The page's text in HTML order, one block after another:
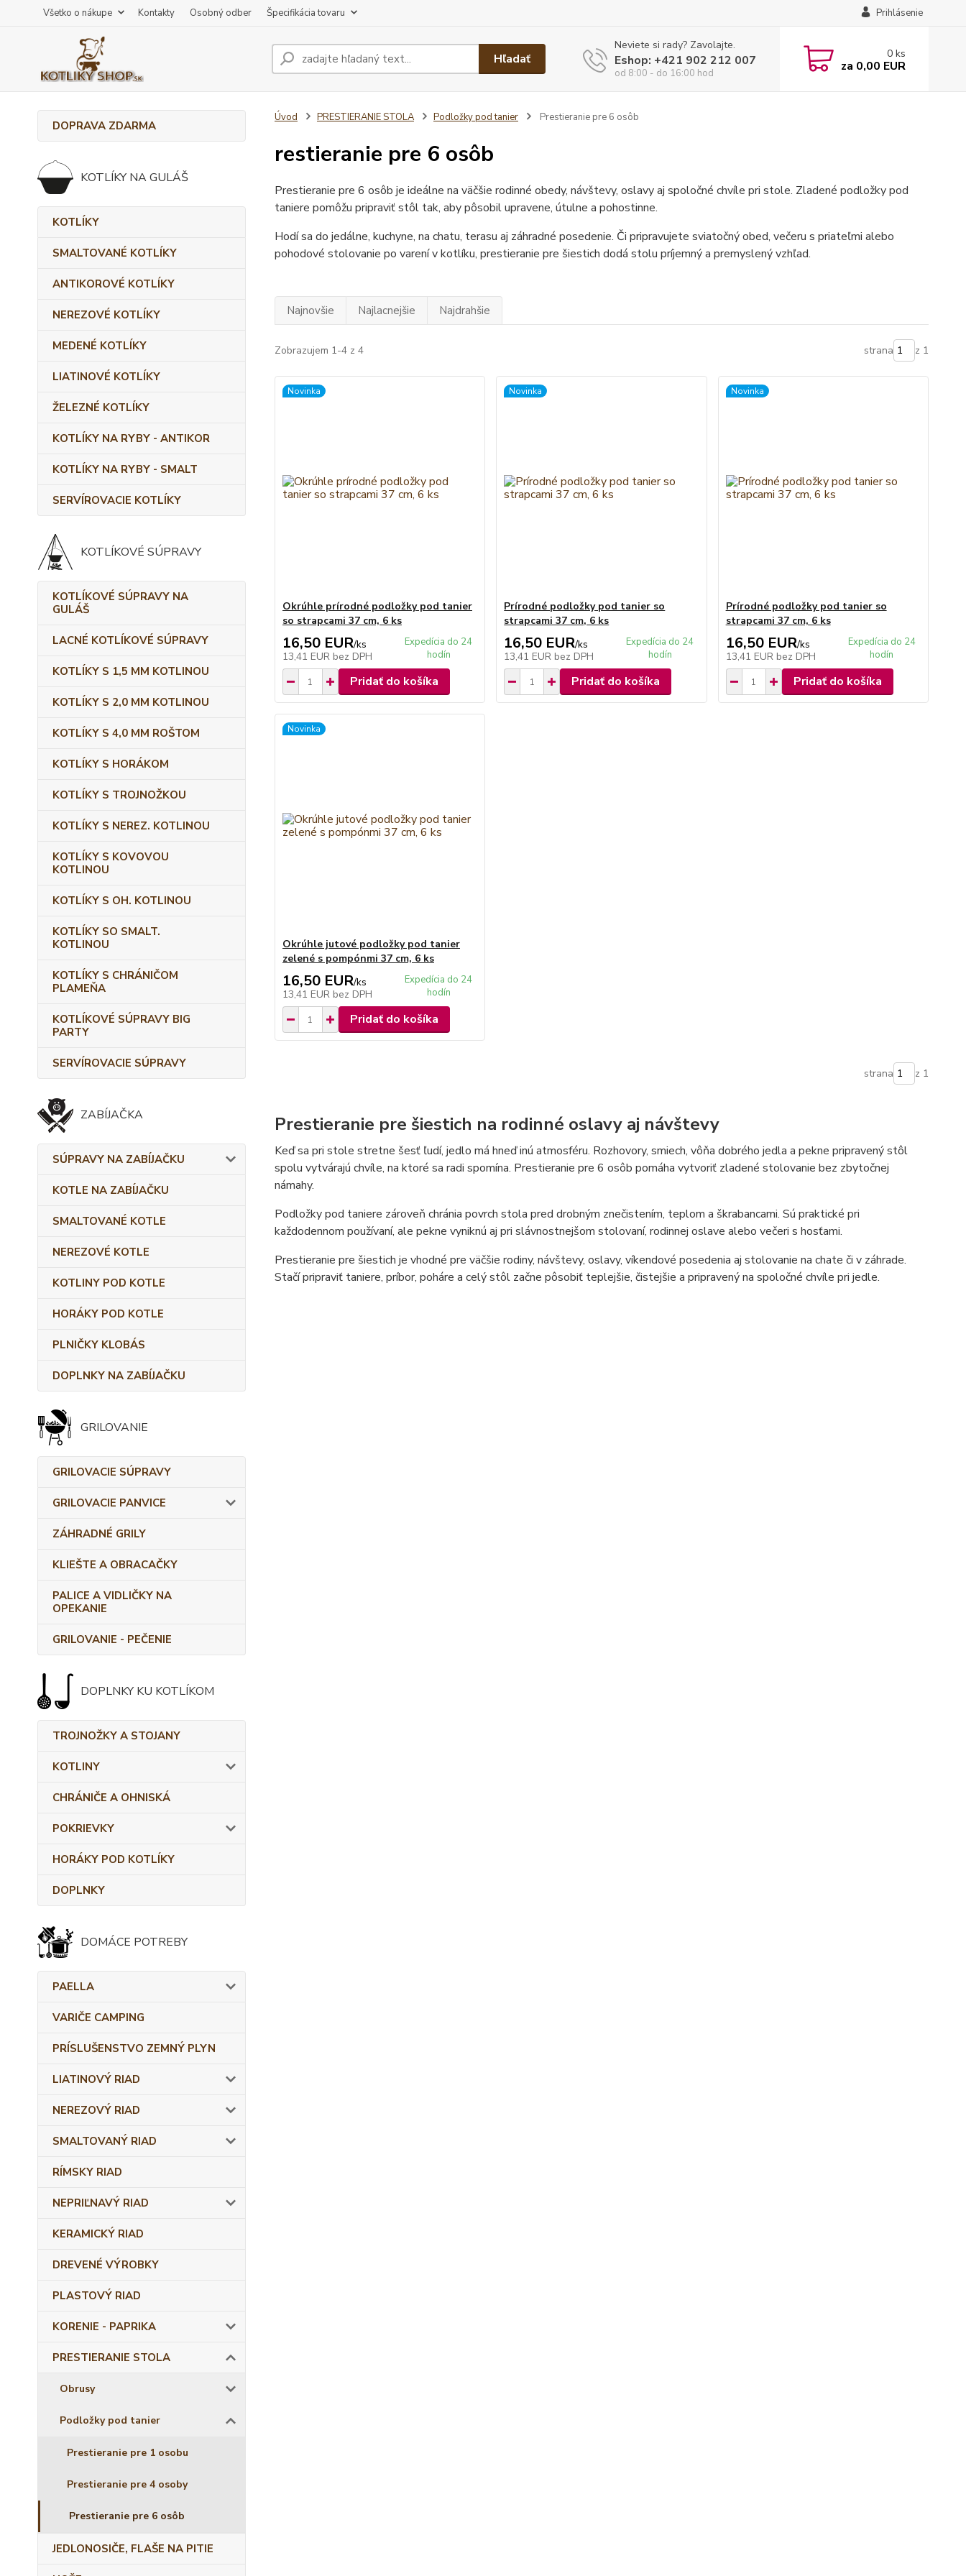
Všetko o nákupe Kontakty Osobný odber Špecifikácia tovaru Prihlásenie
Hľadať
Neviete si rady? Zavolajte.
Eshop: +421 902 212 007
od 8:00 - do 16:00 hod
0 ks
za 0,00 EUR
DOPRAVA ZDARMA
KOTLÍKY NA GULÁŠ
KOTLÍKY
SMALTOVANÉ KOTLÍKY
ANTIKOROVÉ KOTLÍKY
NEREZOVÉ KOTLÍKY
MEDENÉ KOTLÍKY
LIATINOVÉ KOTLÍKY
ŽELEZNÉ KOTLÍKY
KOTLÍKY NA RYBY - ANTIKOR
KOTLÍKY NA RYBY - SMALT
SERVÍROVACIE KOTLÍKY
KOTLÍKOVÉ SÚPRAVY
KOTLÍKOVÉ SÚPRAVY NA
GULÁŠ
LACNÉ KOTLÍKOVÉ SÚPRAVY
KOTLÍKY S 1,5 MM KOTLINOU
KOTLÍKY S 2,0 MM KOTLINOU
KOTLÍKY S 4,0 MM ROŠTOM
KOTLÍKY S HORÁKOM
KOTLÍKY S TROJNOŽKOU
KOTLÍKY S NEREZ. KOTLINOU
KOTLÍKY S KOVOVOU
KOTLINOU
KOTLÍKY S OH. KOTLINOU
KOTLÍKY SO SMALT.
KOTLINOU
KOTLÍKY S CHRÁNIČOM
PLAMEŇA
KOTLÍKOVÉ SÚPRAVY BIG
PARTY
SERVÍROVACIE SÚPRAVY
ZABÍJAČKA
SÚPRAVY NA ZABÍJAČKU
KOTLE NA ZABÍJAČKU
SMALTOVANÉ KOTLE
NEREZOVÉ KOTLE
KOTLINY POD KOTLE
HORÁKY POD KOTLE
PLNIČKY KLOBÁS
DOPLNKY NA ZABÍJAČKU
GRILOVANIE
GRILOVACIE SÚPRAVY
GRILOVACIE PANVICE
ZÁHRADNÉ GRILY
KLIEŠTE A OBRACAČKY
PALICE A VIDLIČKY NA
OPEKANIE
GRILOVANIE - PEČENIE
DOPLNKY KU KOTLÍKOM
TROJNOŽKY A STOJANY
KOTLINY
CHRÁNIČE A OHNISKÁ
POKRIEVKY
HORÁKY POD KOTLÍKY
DOPLNKY
DOMÁCE POTREBY
PAELLA
VARIČE CAMPING
PRÍSLUŠENSTVO ZEMNÝ PLYN
LIATINOVÝ RIAD
NEREZOVÝ RIAD
SMALTOVANÝ RIAD
RÍMSKY RIAD
NEPRIĽNAVÝ RIAD
KERAMICKÝ RIAD
DREVENÉ VÝROBKY
PLASTOVÝ RIAD
KORENIE - PAPRIKA
PRESTIERANIE STOLA
Obrusy
Podložky pod tanier
Prestieranie pre 1 osobu
Prestieranie pre 4 osoby
Prestieranie pre 6 osôb
JEDLONOSIČE, FLAŠE NA PITIE
Úvod PRESTIERANIE STOLA Podložky pod tanier Prestieranie pre 6 osôb
restieranie pre 6 osôb
Prestieranie pre 6 osôb je ideálne na väčšie rodinné obedy, návštevy, oslavy aj spoločné chvíle pri stole. Zladené podložky pod
taniere pomôžu pripraviť stôl tak, aby pôsobil upravene, útulne a pohostinne.
Hodí sa do jedálne, kuchyne, na chatu, terasu aj záhradné posedenie. Či pripravujete sviatočný obed, večeru s priateľmi alebo
pohodové stolovanie po varení v kotlíku, prestieranie pre šiestich dodá stolu príjemný a premyslený vzhľad.
Najnovšie Najlacnejšie Najdrahšie
Zobrazujem 1-4 z 4 strana z 1
Novinka
Okrúhle prírodné podložky pod tanier
so strapcami 37 cm, 6 ks
16,50 EUR/ks
13,41 EUR bez DPH
Expedícia do 24
hodín
Pridať do košíka
Novinka
Prírodné podložky pod tanier so
strapcami 37 cm, 6 ks
16,50 EUR/ks
13,41 EUR bez DPH
Expedícia do 24
hodín
Pridať do košíka
Novinka
Prírodné podložky pod tanier so
strapcami 37 cm, 6 ks
16,50 EUR/ks
13,41 EUR bez DPH
Expedícia do 24
hodín
Pridať do košíka
Novinka
Okrúhle jutové podložky pod tanier
zelené s pompónmi 37 cm, 6 ks
16,50 EUR/ks
13,41 EUR bez DPH
Expedícia do 24
hodín
Pridať do košíka
strana z 1
Prestieranie pre šiestich na rodinné oslavy aj návštevy
Keď sa pri stole stretne šesť ľudí, jedlo má hneď inú atmosféru. Rozhovory, smiech, vôňa dobrého jedla a pekne pripravený stôl
spolu vytvárajú chvíle, na ktoré sa radi spomína. Prestieranie pre 6 osôb pomáha vytvoriť zladené stolovanie bez zbytočnej
námahy.
Podložky pod taniere zároveň chránia povrch stola pred drobným znečistením, teplom a škrabancami. Sú praktické pri
každodennom používaní, ale pekne vyniknú aj pri slávnostnejšom stolovaní, rodinnej oslave alebo večeri s hosťami.
Prestieranie pre šiestich je vhodné pre väčšie rodiny, návštevy, oslavy, víkendové posedenia aj stolovanie na chate či v záhrade.
Stačí pripraviť taniere, príbor, poháre a celý stôl začne pôsobiť teplejšie, čistejšie a pripravený na spoločné chvíle pri jedle.